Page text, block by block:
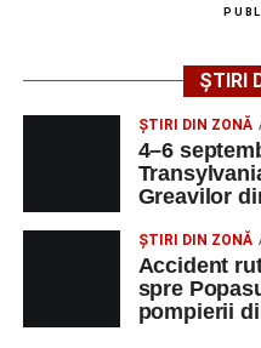
AGENT OCUPAŢIA
Technology Srl
MASINI-
CU
NUMERICA
ȘTIRI
ȘTIRI DIN ZONĂ
4–6
Greavilor
ȘTIRI DIN ZONĂ
Accident
spre
pompierii